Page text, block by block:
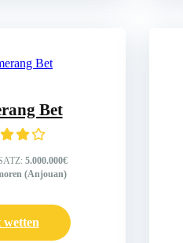
Bet
5.000.000€
(Anjouan)
wetten